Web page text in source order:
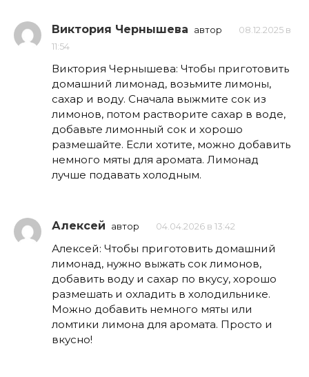
Виктория Чернышева автор
08.12.2025 в
11:54
Виктория Чернышева: Чтобы приготовить
домашний лимонад, возьмите лимоны,
сахар и воду. Сначала выжмите сок из
лимонов, потом растворите сахар в воде,
добавьте лимонный сок и хорошо
размешайте. Если хотите, можно добавить
немного мяты для аромата. Лимонад
лучше подавать холодным.
Алексей автор 04.04.2026 в 13:42
Алексей: Чтобы приготовить домашний
лимонад, нужно выжать сок лимонов,
добавить воду и сахар по вкусу, хорошо
размешать и охладить в холодильнике.
Можно добавить немного мяты или
ломтики лимона для аромата. Просто и
вкусно!